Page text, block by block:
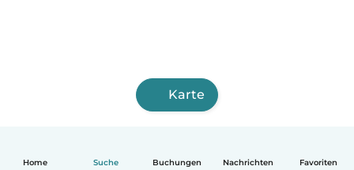
Home Suche Buchungen Nachrichten Favoriten
Karte